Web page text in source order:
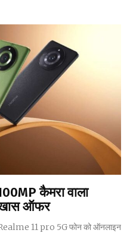
कैमरा वाला
ऑफर
11 pro 5G फोन को ऑनलाइन